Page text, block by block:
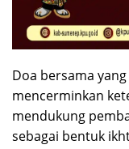
Doa bersama
mencerminkan
mendukung
sebagai bentuk